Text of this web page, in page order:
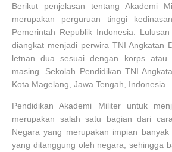
Berikut penjelasan tentang Akademi
merupakan perguruan tinggi
Pemerintah Republik Indonesia.
diangkat menjadi perwira TNI Angkatan
letnan dua sesuai dengan korps atau
masing. Sekolah Pendidikan TNI
Kota Magelang, Jawa Tengah, Indonesia.
Pendidikan Akademi Militer untuk
merupakan salah satu bagian dari
Negara yang merupakan impian
yang ditanggung oleh negara, sehingga